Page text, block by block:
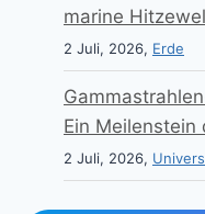
marine
2 Juli, 2026, Erde
Ein Meilenstein
2 Juli, 2026,